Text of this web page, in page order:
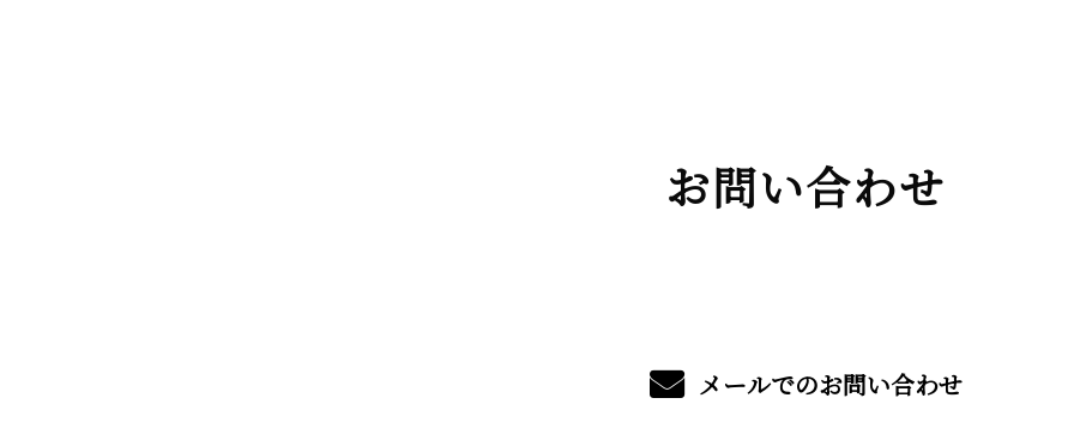
お問い合わせ
メールでのお問い合わせ